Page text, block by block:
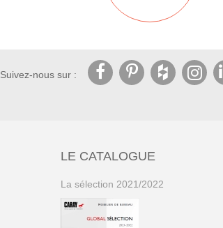
Suivez-nous sur :
LE CATALOGUE
La sélection 2021/2022